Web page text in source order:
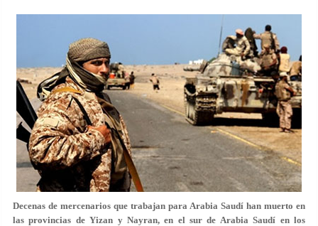
Decenas de mercenarios que trabajan para Arabia Saudí han muerto en
las provincias de Yizan y Nayran, en el sur de Arabia Saudí en los